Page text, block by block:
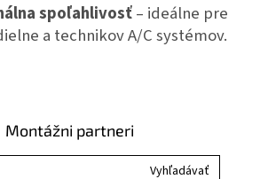
spoľahlivosť– ideálne pre
a technikov A/C systémov.
Montážni partneri